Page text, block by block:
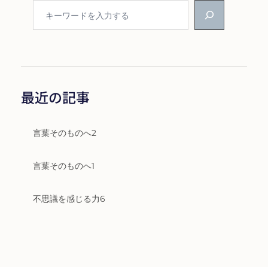
最近の記事
言葉そのものへ2
言葉そのものへ1
不思議を感じる力6